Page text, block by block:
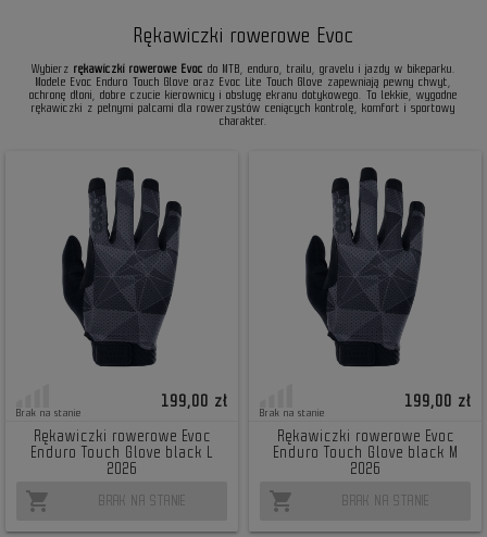
Rękawiczki rowerowe Evoc
Wybierz rękawiczki rowerowe Evoc do MTB, enduro, trailu, gravelu i jazdy w bikeparku.
Modele Evoc Enduro Touch Glove oraz Evoc Lite Touch Glove zapewniają pewny chwyt,
ochronę dłoni, dobre czucie kierownicy i obsługę ekranu dotykowego. To lekkie, wygodne
rękawiczki z pełnymi palcami dla rowerzystów ceniących kontrolę, komfort i sportowy
charakter.
Brak na stanie
199,00 zł
Rękawiczki rowerowe Evoc
Enduro Touch Glove black L
2026
shopping_cart BRAK NA STANIE
Brak na stanie
199,00 zł
Rękawiczki rowerowe Evoc
Enduro Touch Glove black M
2026
shopping_cart BRAK NA STANIE